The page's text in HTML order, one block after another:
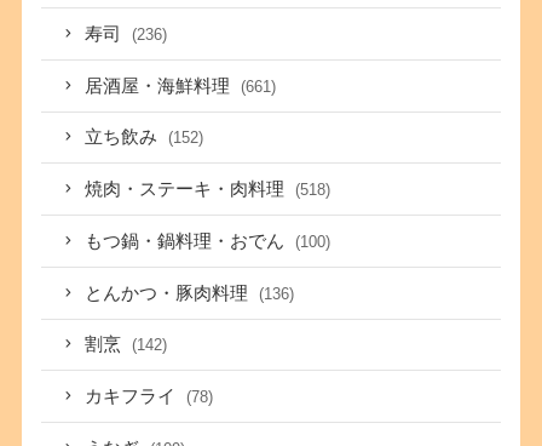
寿司 (236)
居酒屋・海鮮料理 (661)
立ち飲み (152)
焼肉・ステーキ・肉料理 (518)
もつ鍋・鍋料理・おでん (100)
とんかつ・豚肉料理 (136)
割烹 (142)
カキフライ (78)